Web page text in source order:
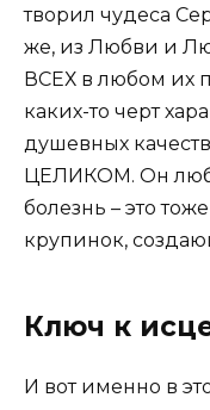
творил чудеса
же, из Любви и
ВСЕХ в любом их
каких-то черт
душевных
ЦЕЛИКОМ. Он
болезнь – это
крупинок,
Ключ к
И вот именно в